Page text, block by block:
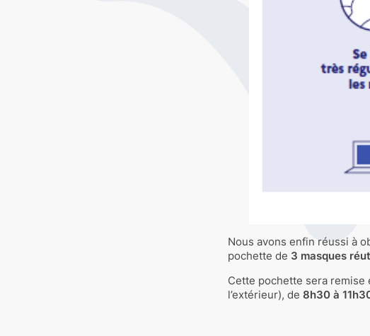
Nous avons enfin réussi à
pochette de 3 masques
Cette pochette sera remise
l’extérieur), de 8h30 à